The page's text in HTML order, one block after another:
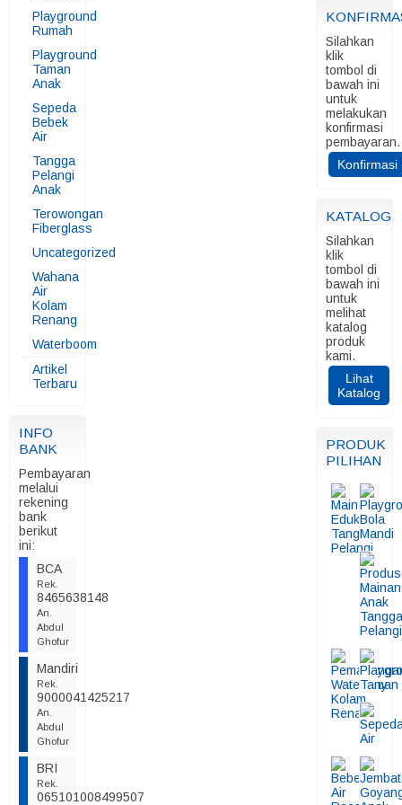
Playground
Rumah
Playground
Taman
Anak
Sepeda
Bebek
Air
Tangga
Pelangi
Anak
Terowongan
Fiberglass
Uncategorized
Wahana
Air
Kolam
Renang
Waterboom
Artikel
Terbaru
INFO
BANK
Pembayaran
melalui
rekening
bank
berikut
ini:
BCA
Rek.
8465638148
An.
Abdul
Ghofur
Mandiri
Rek.
9000041425217
An.
Abdul
Ghofur
BRI
Rek.
065101008499507
Silahkan
klik
tombol di
bawah ini
untuk
melakukan
konfirmasi
pembayaran.
Konfirmasi
KATALOG
Silahkan
klik
tombol di
bawah ini
untuk
melihat
katalog
produk
kami.
Lihat
Katalog
PRODUK
PILIHAN